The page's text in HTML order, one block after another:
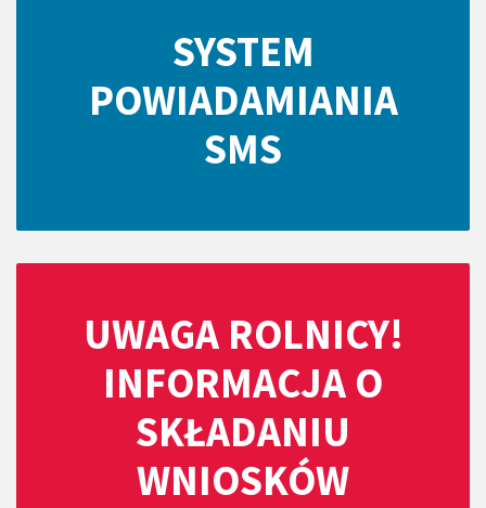
SYSTEM
POWIADAMIANIA
SMS
UWAGA ROLNICY!
INFORMACJA O
SKŁADANIU
WNIOSKÓW